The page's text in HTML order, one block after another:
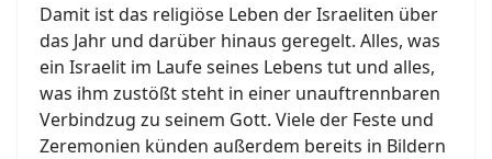
Damit ist das religiöse Leben der Israeliten über
das Jahr und darüber hinaus geregelt. Alles, was
ein Israelit im Laufe seines Lebens tut und alles,
was ihm zustößt steht in einer unauftrennbaren
Verbindzug zu seinem Gott. Viele der Feste und
Zeremonien künden außerdem bereits in Bildern